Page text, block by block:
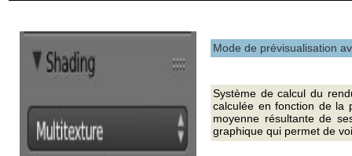
Mode de prévisualisation
Système de calcul du
calculée en fonction de la
moyenne résultante de
graphique qui permet de